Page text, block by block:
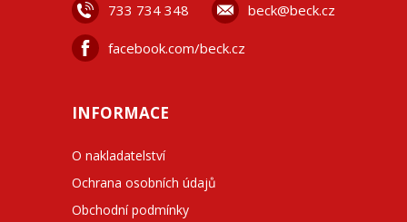
733 734 348 beck@beck.cz
facebook.com/beck.cz
INFORMACE
O nakladatelství
Ochrana osobních údajů
Obchodní podmínky